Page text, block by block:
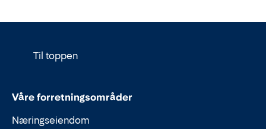
Til toppen
Våre forretningsområder
Næringseiendom